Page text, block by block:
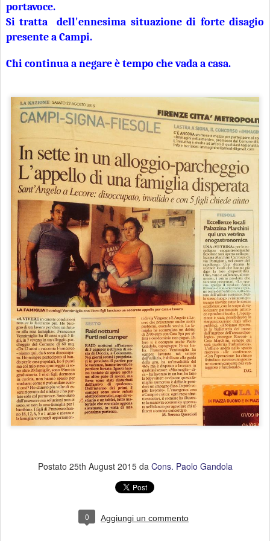
portavoce.
Si tratta dell'ennesima situazione di forte disagio
presente a Campi.
Chi continua a negare è tempo che vada a casa.
Postato 25th August 2015da Cons. Paolo Gandola
0 Aggiungi un commento